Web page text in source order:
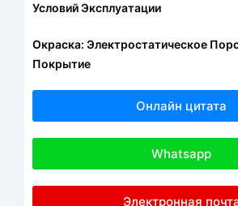
Условий Эксплуатации
Окраска: Электростатическое
Покрытие
Онлайн цитата
Whatsapp
Электронная